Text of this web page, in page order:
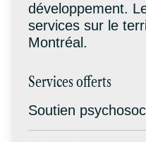
développement.
services sur le
Montréal.
Services offerts
Soutien